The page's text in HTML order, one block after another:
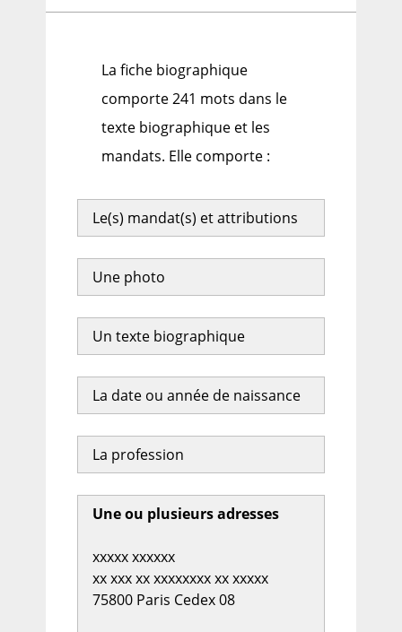
La fiche biographique
comporte 241 mots dans le
texte biographique et les
mandats. Elle comporte :
Le(s) mandat(s) et attributions
Une photo
Un texte biographique
La date ou année de naissance
La profession
Une ou plusieurs adresses
xxxxx xxxxxx
xx xxx xx xxxxxxxx xx xxxxx
75800 Paris Cedex 08